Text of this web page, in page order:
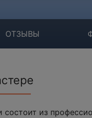
ОТЗЫВЫ
из